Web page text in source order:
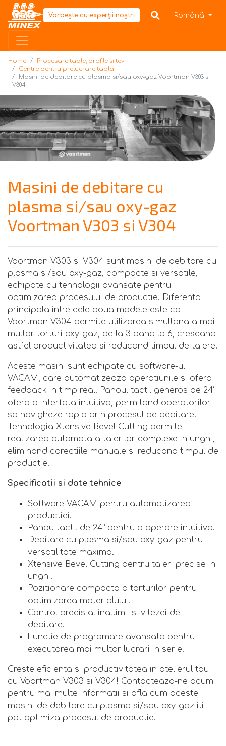
Home
Vorbește cu experții noștri Română
Home
Procesare table, profile si tevi
Centre pentru prelucrare tabla
Masini de debitare cu plasma si/sau oxy-gaz Voortman V303 si
V304
Masini de debitare cu
plasma si/sau oxy-gaz
Voortman V303 si V304
Voortman V303 si V304 sunt masini de debitare cu
plasma si/sau oxy-gaz, compacte si versatile,
echipate cu tehnologii avansate pentru
optimizarea procesului de productie. Diferenta
principala intre cele doua modele este ca
Voortman V304 permite utilizarea simultana a mai
multor torturi oxy-gaz, de la 3 pana la 6, crescand
astfel productivitatea si reducand timpul de taiere.
Aceste masini sunt echipate cu software-ul
VACAM, care automatizeaza operatiunile si ofera
feedback in timp real. Panoul tactil generos de 24”
ofera o interfata intuitiva, permitand operatorilor
sa navigheze rapid prin procesul de debitare.
Tehnologia Xtensive Bevel Cutting permite
realizarea automata a taierilor complexe in unghi,
eliminand corectiile manuale si reducand timpul de
productie.
Specificatii si date tehnice
Software VACAM pentru automatizarea
productiei.
Panou tactil de 24” pentru o operare intuitiva.
Debitare cu plasma si/sau oxy-gaz pentru
versatilitate maxima.
Xtensive Bevel Cutting pentru taieri precise in
unghi.
Pozitionare compacta a torturilor pentru
optimizarea materialului.
Control precis al inaltimii si vitezei de
debitare.
Functie de programare avansata pentru
executarea mai multor lucrari in serie.
Creste eficienta si productivitatea in atelierul tau
cu Voortman V303 si V304! Contacteaza-ne acum
pentru mai multe informatii si afla cum aceste
masini de debitare cu plasma si/sau oxy-gaz iti
pot optimiza procesul de productie.